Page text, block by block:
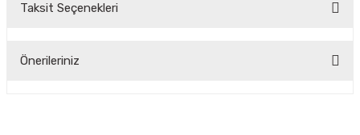
Taksit Seçenekleri
Önerileriniz